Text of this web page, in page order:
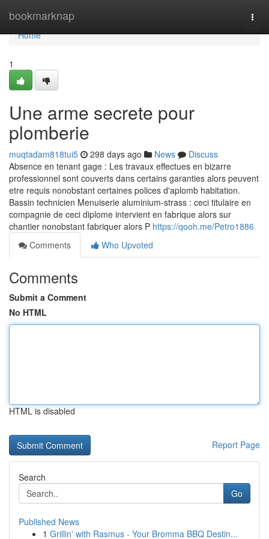
bookmarknap
Home
Home
1
Une arme secrete pour
plomberie
muqtadam818tui5 298 days ago News
Discuss
Absence en tenant gage : Les travaux effectues en bizarre
professionnel sont couverts dans certains garanties alors peuvent
etre requis nonobstant certaines polices d'aplomb habitation.
Bassin technicien Menuiserie aluminium-strass : ceci titulaire en
compagnie de ceci diplome intervient en fabrique alors sur
chantier nonobstant fabriquer alors P https://qooh.me/Petro1886
Comments
Who Upvoted
Comments
Submit a Comment
No HTML
HTML is disabled
Report Page
Search
Go
Published News
1 Grillin' with Rasmus - Your Bromma BBQ Destin...